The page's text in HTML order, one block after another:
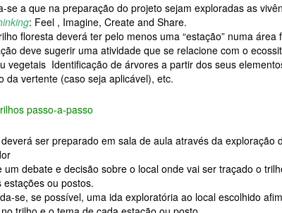
se a que na preparação do projeto sejam exploradas as
: Feel , Imagine, Create and Share.
floresta deverá ter pelo menos uma “estação” numa área
deve sugerir uma atividade que se relacione com o
vegetais Identificação de árvores a partir dos seus
da vertente (caso seja aplicável), etc.
passo-a-passo
ser preparado em sala de aula através da exploração
um debate e decisão sobre o local onde vai ser traçado o
estações ou postos.
se, se possível, uma ida exploratória ao local escolhido